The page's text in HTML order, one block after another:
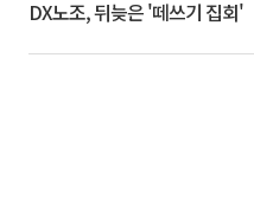
DX노조, 뒤늦은 '떼쓰기 집회'